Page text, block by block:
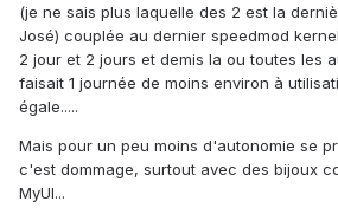
(je ne sais plus laquelle des 2 est la
José) couplée au dernier speedmod
2 jour et 2 jours et demis la ou toutes les
faisait 1 journée de moins environ à
égale.....
Mais pour un peu moins d'autonomie se
c'est dommage, surtout avec des bijoux
MyUI...